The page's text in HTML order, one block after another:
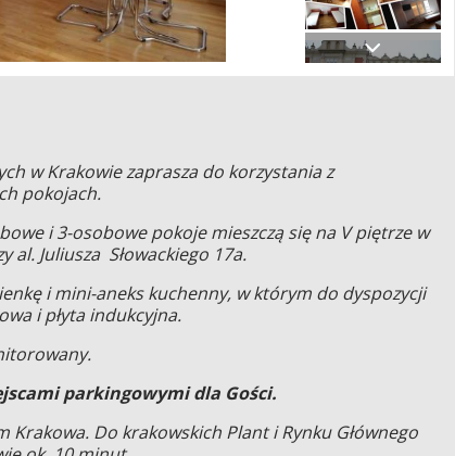
w Krakowie zaprasza do korzystania z
pokojach.
i 3-osobowe pokoje mieszczą się na V piętrze w
al. Juliusza Słowackiego 17a.
i mini-aneks kuchenny, w którym do dyspozycji
i płyta indukcyjna.
parkingowymi dla Gości.
Krakowa. Do krakowskich Plant i Rynku Głównego